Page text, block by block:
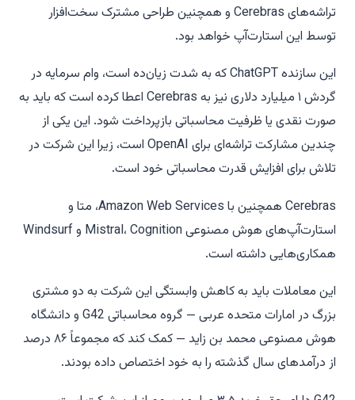
تراشه‌های Cerebras و همچنین طراحی مشترک سخت‌افزار
توسط این استارت‌آپ خواهد بود.
این سازنده ChatGPT که به شدت زیان‌ده است، وام سرمایه در
گردش ۱ میلیارد دلاری نیز به Cerebras اعطا کرده است که باید به
صورت نقدی یا ظرفیت محاسباتی بازپرداخت شود. این یکی از
چندین مشارکت تراشه‌ای برای OpenAI است، زیرا این شرکت در
تلاش برای افزایش قدرت محاسباتی خود است.
Cerebras همچنین با Amazon Web Services، متا و
استارت‌آپ‌های هوش مصنوعی Mistral، Cognition و Windsurf
همکاری‌هایی داشته است.
این معاملات باید به کاهش وابستگی این شرکت به دو مشتری
بزرگ در امارات متحده عربی — گروه محاسباتی G42 و دانشگاه
هوش مصنوعی محمد بن زاید — کمک کند که مجموعاً ۸۶ درصد
از درآمدهای سال گذشته را به خود اختصاص داده بودند.